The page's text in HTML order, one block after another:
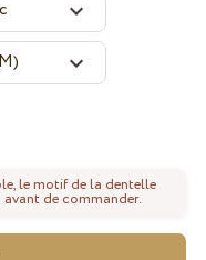
le motif de la dentelle
avant de commander.